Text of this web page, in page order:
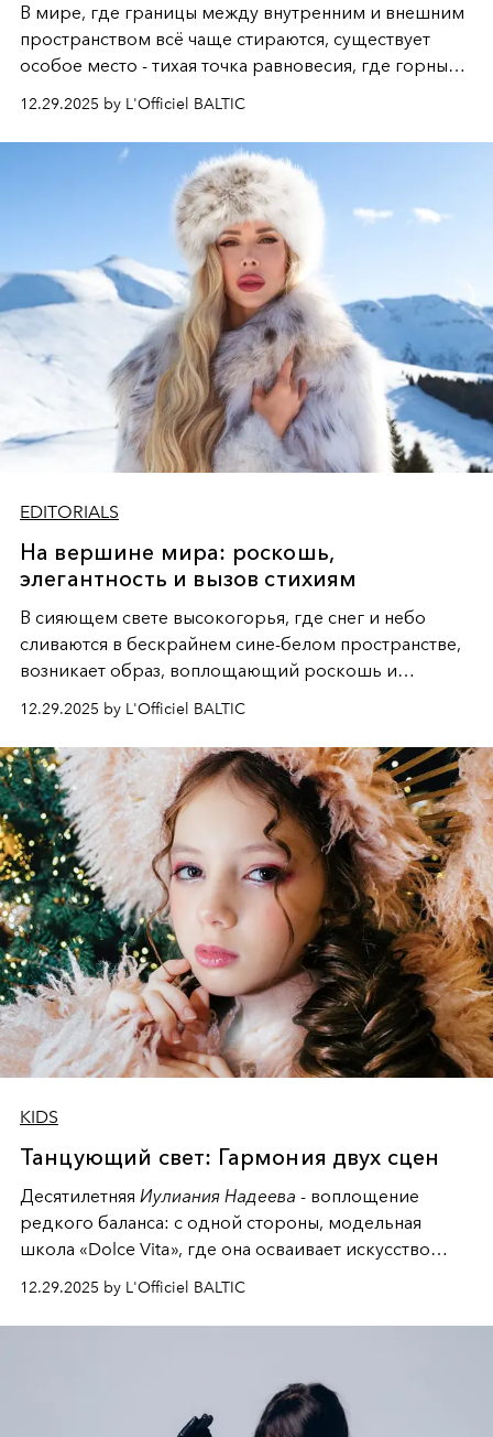
В мире, где границы между внутренним и внешним
пространством всё чаще стираются, существует
особое место - тихая точка равновесия, где горные
глубинами человеческой души. Здесь, на стыке
вечного льда и вечных вопросов, живёт и творит
Ольга Потапова - женщина, чей путь от поиска
истины превратился в искусство превращения
человеческих кризисов в возможности для
возрождения.
12.29.2025 by L'Officiel BALTIC
EDITORIALS
На вершине мира: роскошь,
элегантность и вызов стихиям
В сияющем свете высокогорья, где снег и небо
сливаются в бескрайнем сине-белом пространстве,
возникает образ, воплощающий роскошь и
в пышную белизну меха, то в огненный силуэт на
лыжах, становится центром этой снежной симфонии,
где каждая деталь - от шапки до лыжных палок -
подчеркивает безупречный вкус и хладнокровную
элегантность, визуализируя поэму о женственности,
которая не боится вызова стихий и диктует свои
правила даже на вершине мира.
12.29.2025 by L'Officiel BALTIC
KIDS
Танцующий свет: Гармония двух сцен
Десятилетняя Иулиания Надеева - воплощение
редкого баланса: с одной стороны, модельная
школа «Dolce Vita», где она осваивает искусство
балетная студия при хореографическом училище,
куда она приходит с четырехлетним стажем
12.29.2025 by L'Officiel BALTIC